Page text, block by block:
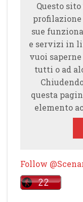
Questo
sue
e servizi in
vuoi
tutti o ad
questa
elemento
Follow